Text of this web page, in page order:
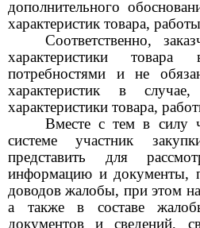
дополнительного
характеристик товара,
Соответственно,
характеристики
потребностями и не
характеристик в
характеристики товара,
Вместе с тем в силу
системе участник
представить для
информацию и документы,
доводов жалобы, при этом
а также в составе
документов и сведений,